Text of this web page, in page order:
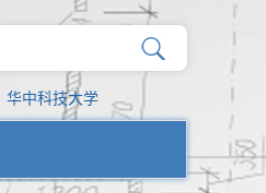
华中科技大学